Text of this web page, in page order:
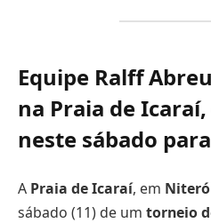
Equipe Ralff
na Praia de
neste sábado
A Praia de Icaraí, em
sábado (11) de um torneio